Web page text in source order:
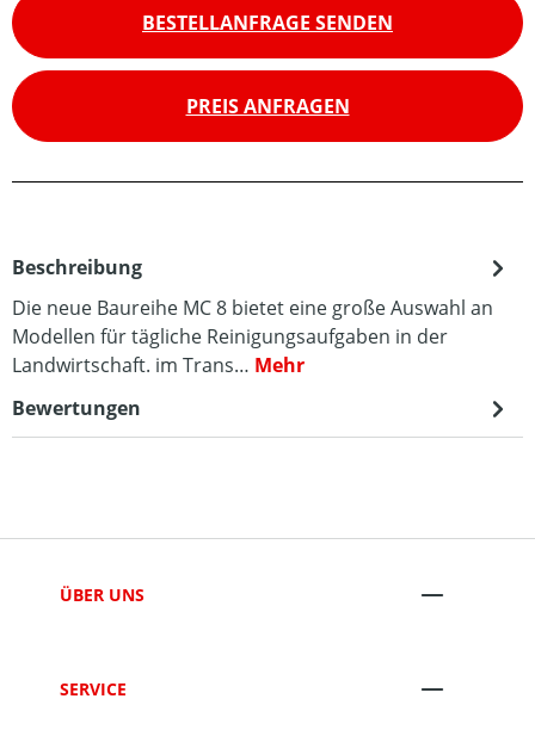
BESTELLANFRAGE SENDEN
PREIS ANFRAGEN
Beschreibung
Die neue Baureihe MC 8 bietet eine große Auswahl an
Modellen für tägliche Reinigungsaufgaben in der
Landwirtschaft. im Trans… Mehr
Bewertungen
ÜBER UNS
SERVICE